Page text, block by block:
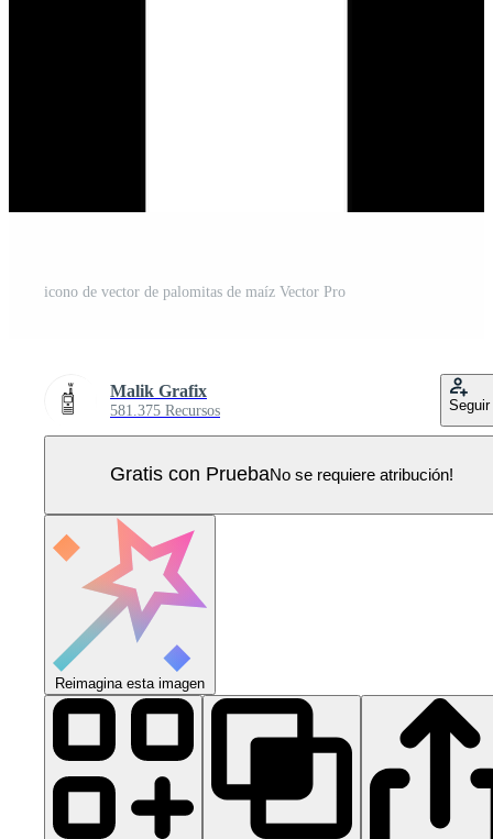
icono de vector de palomitas de maíz Vector Pro
Malik Grafix
581.375 Recursos Seguir
Gratis con PruebaNo se requiere atribución!
Reimagina esta imagen